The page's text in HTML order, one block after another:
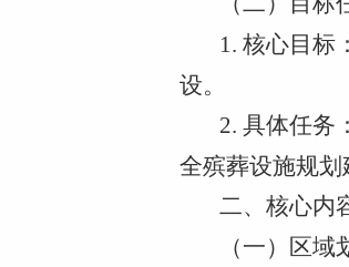
1. 核心目标
设。
2. 具体任务
全殡葬设施规划
二、核心内
（一）区